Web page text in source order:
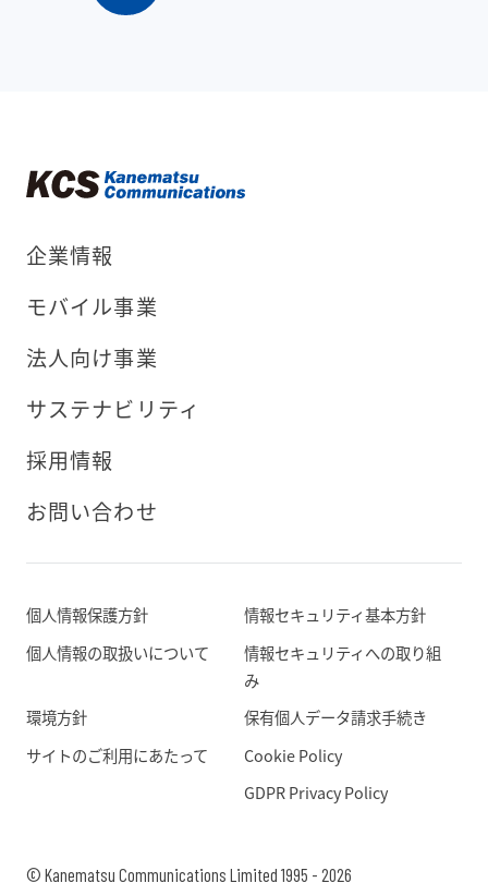
企業情報
モバイル事業
法人向け事業
サステナビリティ
採用情報
お問い合わせ
個人情報保護方針
情報セキュリティ基本方針
個人情報の取扱いについて
情報セキュリティへの取り組
み
環境方針
保有個人データ請求手続き
サイトのご利用にあたって
Cookie Policy
GDPR Privacy Policy
© Kanematsu Communications Limited 1995 - 2026